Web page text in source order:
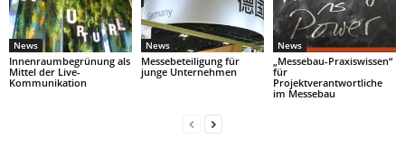
News
Innenraumbegrünung als
Mittel der Live-
Kommunikation
News
Messebeteiligung für
junge Unternehmen
News
„Messebau-Praxiswissen“
für
Projektverantwortliche
im Messebau